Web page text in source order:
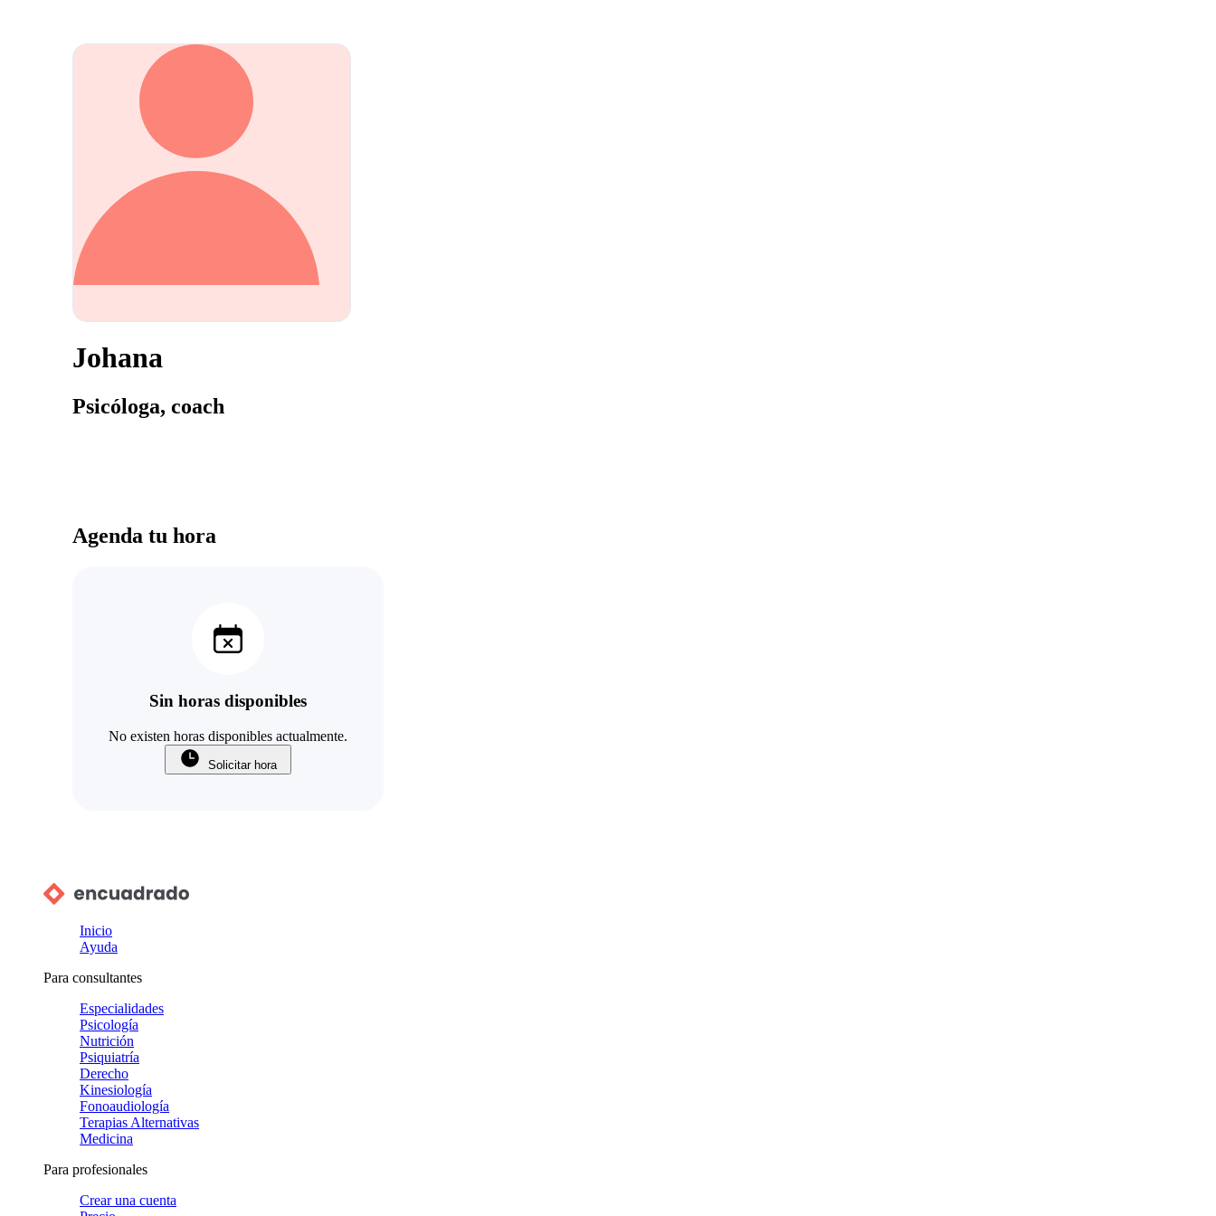
Johana
Psicóloga, coach
Agenda tu hora
Sin horas disponibles
No existen horas disponibles actualmente.
Solicitar hora
Inicio
Ayuda
Para consultantes
Especialidades
Psicología
Nutrición
Psiquiatría
Derecho
Kinesiología
Fonoaudiología
Terapias Alternativas
Medicina
Para profesionales
Crear una cuenta